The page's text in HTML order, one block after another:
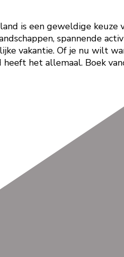
is een geweldige
spannende
vakantie. Of je nu wilt
het allemaal. Boek